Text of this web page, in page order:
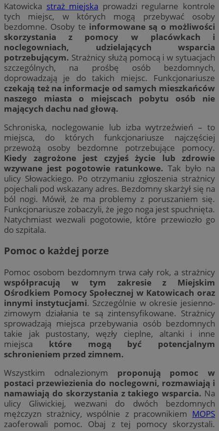
Katowicka straż miejska prowadzi regularne kontrole
tych miejsc, w których mogą przebywać osoby
bezdomne. Osoby te informowane są o możliwości
skorzystania z pomocy w placówkach i
noclegowniach, udzielających wsparcia
potrzebującym. Strażnicy służą pomocą i w sytuacjach
szczególnych, na prośbę osób bezdomnych,
doprowadzają je do takich miejsc. Funkcjonariusze
czekają też na informacje od samych mieszkańców
naszego miasta o miejscach pobytu osób nie
mających dachu nad głową.
Schroniska, noclegowanie lub izba wytrzeźwień – to
miejsca, do których funkcjonariusze najczęściej
przewożą osoby bezdomne potrzebujące pomocy.
Kiedy zagrożone jest czyjeś życie lub zdrowie
wzywane jest pogotowie ratunkowe. Tak było na
ulicy Słowackiego. Po otrzymaniu zgłoszenia strażnicy
pojechali pod wskazany adres. Bezdomny skarżył się na
ból nogi. Mówił, że ma problemy z poruszaniem się.
Funkcjonariusze zobaczyli, że jego noga jest spuchnięta.
Natychmiast wezwali pogotowie, które przewiozło go
do szpitala.
Pomoc o każdej porze
Pomoc osobom bezdomnym trwa cały rok, a strażnicy
współpracują w tym zakresie z Miejskim
Ośrodkiem Pomocy Społecznej w Katowicach oraz
innymi instytucjami. Szczególnie w okresie jesienno-
zimowym działania te są zintensyfikowane. Strażnicy
sprowadzają miejsca przebywania osób bezdomnych
takie jak pustostany, węzły cieplne, altanki i inne
miejsca które mogą być potencjalnym
schronieniem przed zimnem.
Wszystkim odnalezionym proponują pomoc w
postaci przewiezienia do noclegowni, rozmawiają i
namawiają do skorzystania z takiego wsparcia. Na
ulicy Gliwickiej, wezwani do dwóch bezdomnych
mężczyzn strażnicy, wspólnie z pracownikiem MOPS
zaoferowali pomoc. Obaj z tej pomocy skorzystali.